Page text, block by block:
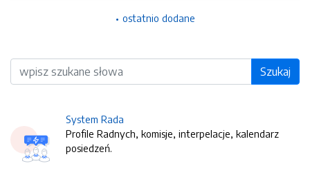
ostatnio dodane
Wyszukiwarka Szukaj
System Rada
Profile Radnych, komisje, interpelacje, kalendarz
posiedzeń.